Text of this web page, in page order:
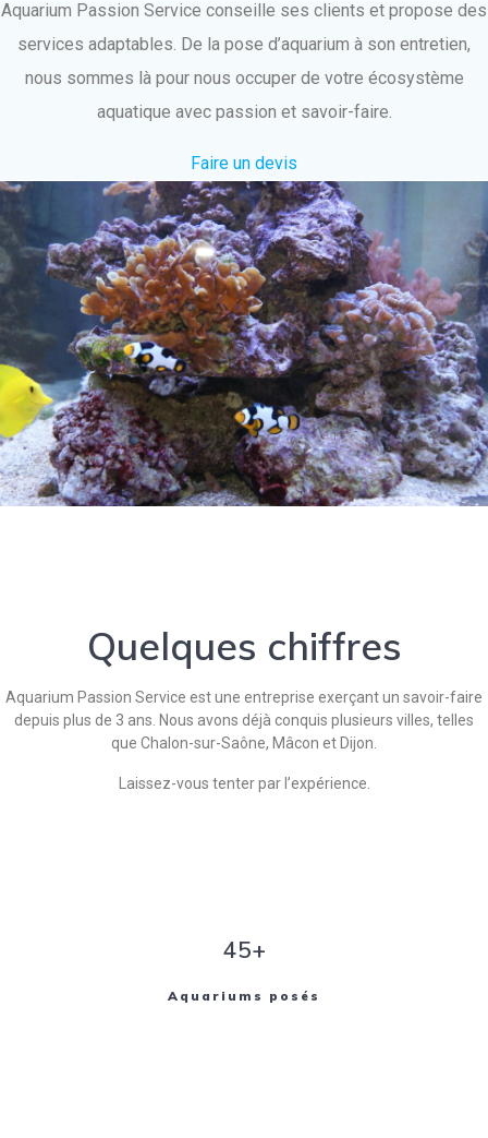
Aquarium Passion Service conseille ses clients et propose des
services adaptables. De la pose d’aquarium à son entretien,
nous sommes là pour nous occuper de votre écosystème
aquatique avec passion et savoir-faire.
Faire un devis
Quelques chiffres
Aquarium Passion Service est une entreprise exerçant un savoir-faire
depuis plus de 3 ans. Nous avons déjà conquis plusieurs villes, telles
que Chalon-sur-Saône, Mâcon et Dijon.
Laissez-vous tenter par l’expérience.
45+
Aquariums posés